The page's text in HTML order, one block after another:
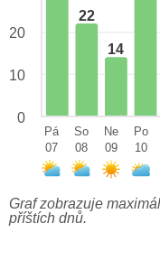
22
14
20
10
0
Pá
07
So
08
Ne
09
Po
10
Graf zobrazuje
příštích dnů.